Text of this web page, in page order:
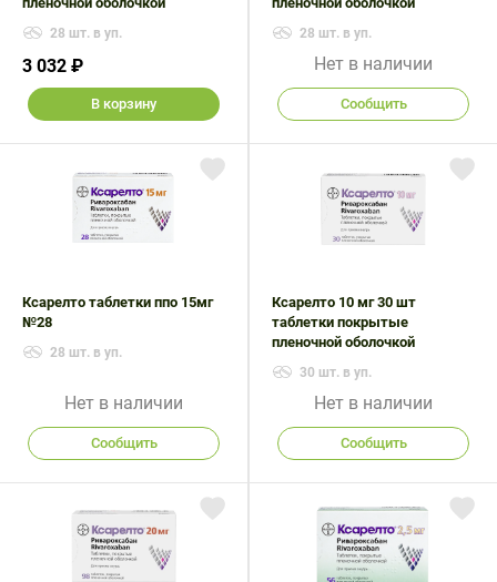
28 шт. в уп.
3 032 ₽
В корзину
28 шт. в уп.
Нет в наличии
Сообщить
Ксарелто таблетки ппо 15мг
№28
28 шт. в уп.
Нет в наличии
Сообщить
Ксарелто 10 мг 30 шт
таблетки покрытые
пленочной оболочкой
30 шт. в уп.
Нет в наличии
Сообщить